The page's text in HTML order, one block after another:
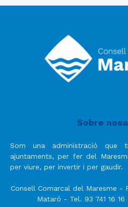
Sobre
Som una administració que
ajuntaments, per fer del
per viure, per invertir i per gaudir.
Consell Comarcal del Maresme -
Mataró - Tel. 93 741 16 16